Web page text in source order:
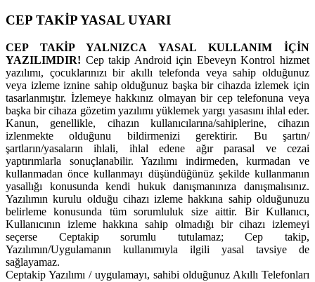
CEP TAKİP YASAL UYARI
CEP TAKİP YALNIZCA YASAL KULLANIM İÇİN
YAZILIMDIR! Cep takip Android için Ebeveyn Kontrol hizmet
yazılımı, çocuklarınızı bir akıllı telefonda veya sahip olduğunuz
veya izleme iznine sahip olduğunuz başka bir cihazda izlemek için
tasarlanmıştır. İzlemeye hakkınız olmayan bir cep telefonuna veya
başka bir cihaza gözetim yazılımı yüklemek yargı yasasını ihlal eder.
Kanun, genellikle, cihazın kullanıcılarına/sahiplerine, cihazın
izlenmekte olduğunu bildirmenizi gerektirir. Bu şartın/
şartların/yasaların ihlali, ihlal edene ağır parasal ve cezai
yaptırımlarla sonuçlanabilir. Yazılımı indirmeden, kurmadan ve
kullanmadan önce kullanmayı düşündüğünüz şekilde kullanmanın
yasallığı konusunda kendi hukuk danışmanınıza danışmalısınız.
Yazılımın kurulu olduğu cihazı izleme hakkına sahip olduğunuzu
belirleme konusunda tüm sorumluluk size aittir. Bir Kullanıcı,
Kullanıcının izleme hakkına sahip olmadığı bir cihazı izlemeyi
seçerse Ceptakip sorumlu tutulamaz; Cep takip,
Yazılımın/Uygulamanın kullanımıyla ilgili yasal tavsiye de
sağlayamaz.
Ceptakip Yazılımı / uygulamayı, sahibi olduğunuz Akıllı Telefonları